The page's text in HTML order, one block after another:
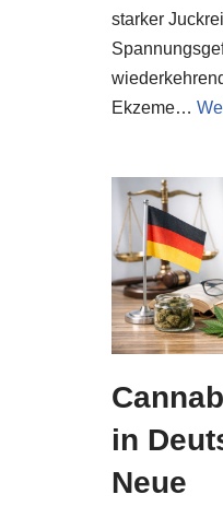
starker
Ekzeme…
in
Neue